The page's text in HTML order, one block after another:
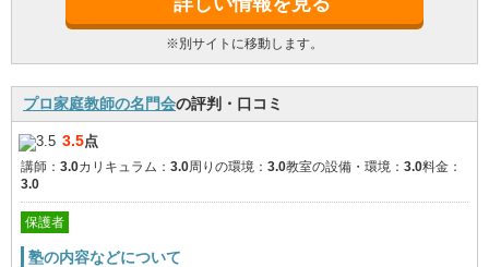
※別サイトに移動します。
プロ家庭教師の名門会の評判・口コミ
3.5点
講師： 3.0カリキュラム： 3.0周りの環境： 3.0教室の設備・環境： 3.0料金：
3.0
保護者
塾の内容などについて